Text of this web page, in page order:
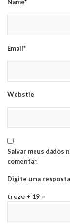
Name*
Email*
Webstie
Salvar meus dados
comentar.
Digite uma
treze + 19 =